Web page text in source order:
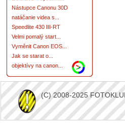
Nástupce Canonu 30D
natáčanie videa s...
Speedlite 430 III-RT
Velmi pomalý start...
Vyměnit Canon EOS...
Jak se starat o...
objektívy na canon...
(C) 2008-2025